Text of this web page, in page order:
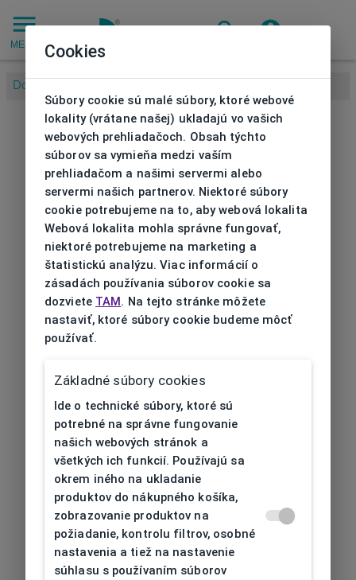
MENU
Domov
Cookies
Súbory cookie sú malé súbory, ktoré webové
lokality (vrátane našej) ukladajú vo vašich
webových prehliadačoch. Obsah týchto
súborov sa vymieňa medzi vaším
prehliadačom a našimi servermi alebo
servermi našich partnerov. Niektoré súbory
cookie potrebujeme na to, aby webová lokalita
Webová lokalita mohla správne fungovať,
niektoré potrebujeme na marketing a
štatistickú analýzu. Viac informácií o
zásadách používania súborov cookie sa
dozviete TAM. Na tejto stránke môžete
nastaviť, ktoré súbory cookie budeme môcť
používať.
Základné súbory cookies
Ide o technické súbory, ktoré sú
potrebné na správne fungovanie
našich webových stránok a
všetkých ich funkcií. Používajú sa
okrem iného na ukladanie
produktov do nákupného košíka,
zobrazovanie produktov na
požiadanie, kontrolu filtrov, osobné
nastavenia a tiež na nastavenie
súhlasu s používaním súborov